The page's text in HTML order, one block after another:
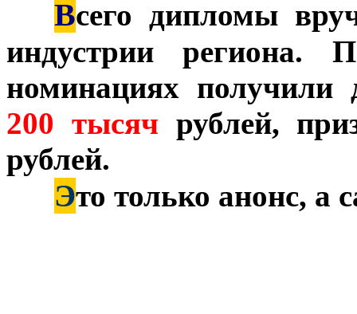
Всего дипломы
индустрии региона.
номинациях получили
200 тысяч рублей,
рублей.
Это только анонс, а